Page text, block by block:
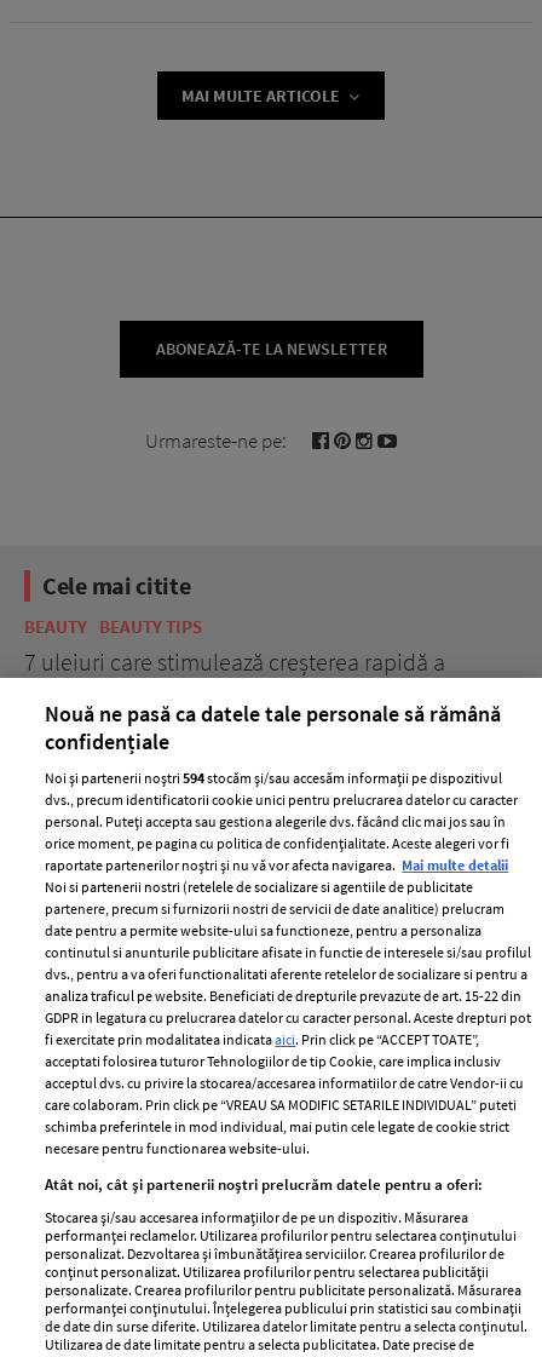
MAI MULTE ARTICOLE
ABONEAZĂ-TE LA NEWSLETTER
Urmareste-ne pe:
Cele mai citite
BEAUTY BEAUTY TIPS
7 uleiuri care stimulează creșterea rapidă a
ELLE Style Awards
2024
Despre ELLE
Romania
Contact
Abonamente
Termeni si conditii
Politica de
confidențialitate
Politica de cookies
Publicitate
GSP
Unica
Baby
Retete
femei
Viva
Avantaje
Retete practice
Nouă ne pasă ca datele tale personale să rămână
confidențiale
Noi și partenerii noștri594stocăm și/sau accesăm informații pe dispozitivul
dvs., precum identificatorii cookie unici pentru prelucrarea datelor cu caracter
personal. Puteți accepta sau gestiona alegerile dvs. făcând clic mai jos sau în
orice moment, pe pagina cu politica de confidențialitate. Aceste alegeri vor fi
raportate partenerilor noștri și nu vă vor afecta navigarea. Mai multe detalii
Noi si partenerii nostri (retelele de socializare si agentiile de publicitate
partenere, precum si furnizorii nostri de servicii de date analitice) prelucram
date pentru a permite website-ului sa functioneze, pentru a personaliza
continutul si anunturile publicitare afisate in functie de interesele si/sau profilul
dvs., pentru a va oferi functionalitati aferente retelelor de socializare si pentru a
analiza traficul pe website. Beneficiati de drepturile prevazute de art. 15-22 din
GDPR in legatura cu prelucrarea datelor cu caracter personal. Aceste drepturi pot
fi exercitate prin modalitatea indicataaici. Prin click pe “ACCEPT TOATE”,
acceptati folosirea tuturor Tehnologiilor de tip Cookie, care implica inclusiv
acceptul dvs. cu privire la stocarea/accesarea informatiilor de catre Vendor-ii cu
care colaboram. Prin click pe “VREAU SA MODIFIC SETARILE INDIVIDUAL” puteti
schimba preferintele in mod individual, mai putin cele legate de cookie strict
necesare pentru functionarea website-ului.
Atât noi, cât și partenerii noștri prelucrăm datele pentru a oferi:
Stocarea și/sau accesarea informațiilor de pe un dispozitiv. Măsurarea
performanței reclamelor. Utilizarea profilurilor pentru selectarea conținutului
personalizat. Dezvoltarea și îmbunătățirea serviciilor. Crearea profilurilor de
conținut personalizat. Utilizarea profilurilor pentru selectarea publicității
personalizate. Crearea profilurilor pentru publicitate personalizată. Măsurarea
performanței conținutului. Înțelegerea publicului prin statistici sau combinații
de date din surse diferite. Utilizarea datelor limitate pentru a selecta conținutul.
Utilizarea de date limitate pentru a selecta publicitatea. Date precise de